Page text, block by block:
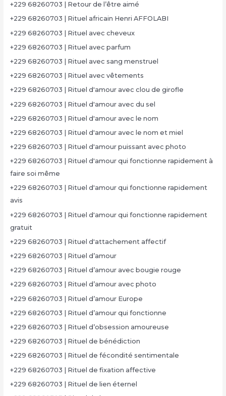
+229 68260703 | Retour de l’être aimé
+229 68260703 | Rituel africain Henri AFFOLABI
+229 68260703 | Rituel avec cheveux
+229 68260703 | Rituel avec parfum
+229 68260703 | Rituel avec sang menstruel
+229 68260703 | Rituel avec vêtements
+229 68260703 | Rituel d'amour avec clou de girofle
+229 68260703 | Rituel d'amour avec du sel
+229 68260703 | Rituel d'amour avec le nom
+229 68260703 | Rituel d'amour avec le nom et miel
+229 68260703 | Rituel d'amour puissant avec photo
+229 68260703 | Rituel d'amour qui fonctionne rapidement à
faire soi même
+229 68260703 | Rituel d'amour qui fonctionne rapidement
avis
+229 68260703 | Rituel d'amour qui fonctionne rapidement
gratuit
+229 68260703 | Rituel d'attachement affectif
+229 68260703 | Rituel d’amour
+229 68260703 | Rituel d’amour avec bougie rouge
+229 68260703 | Rituel d’amour avec photo
+229 68260703 | Rituel d’amour Europe
+229 68260703 | Rituel d’amour qui fonctionne
+229 68260703 | Rituel d’obsession amoureuse
+229 68260703 | Rituel de bénédiction
+229 68260703 | Rituel de fécondité sentimentale
+229 68260703 | Rituel de fixation affective
+229 68260703 | Rituel de lien éternel